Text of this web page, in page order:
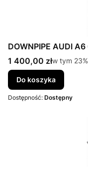
DOWNPIPE AUDI
Cena brutto
1 400,00 złw tym %s
w tym 23%
Do koszyka
Dostępność: Dostępny